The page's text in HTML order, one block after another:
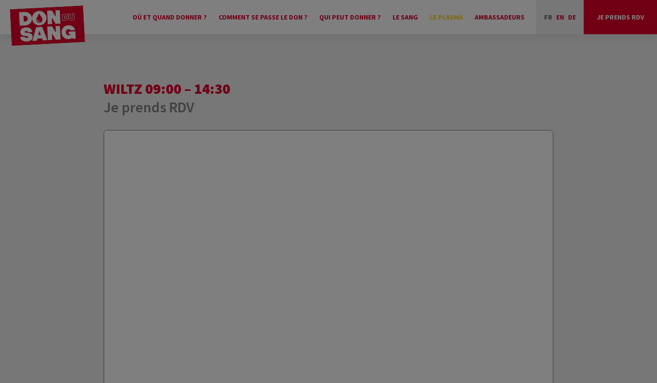
OÙ ET QUAND DONNER ? COMMENT SE PASSE LE DON ? QUI PEUT DONNER ? LE SANG LE PLASMA AMBASSADEURS FR EN DE JE PRENDS RDV
WILTZ 09:00 – 14:30
Je prends RDV